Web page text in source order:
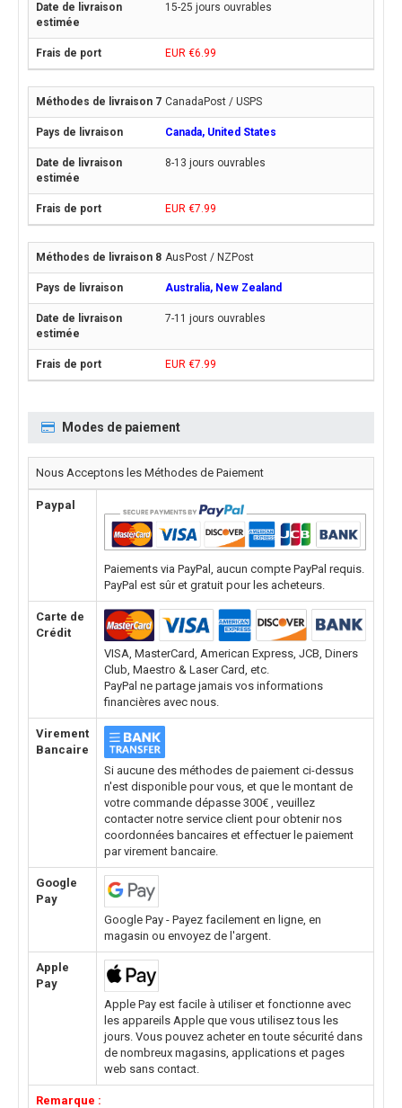
15-25 jours ouvrables
EUR €6.99
CanadaPost / USPS
Canada, United States
8-13 jours ouvrables
EUR €7.99
AusPost / NZPost
Australia, New Zealand
7-11 jours ouvrables
EUR €7.99
Modes de paiement
Nous Acceptons les Méthodes de Paiement
Paypal
Paiements via PayPal, aucun compte PayPal requis.
PayPal est sûr et gratuit pour les acheteurs.
Carte de
Crédit
VISA, MasterCard, American Express, JCB, Diners
Club, Maestro & Laser Card, etc.
PayPal ne partage jamais vos informations
financières avec nous.
Virement
Bancaire
Si aucune des méthodes de paiement ci-dessus
n'est disponible pour vous, et que le montant de
votre commande dépasse 300€ , veuillez
contacter notre service client pour obtenir nos
coordonnées bancaires et effectuer le paiement
par virement bancaire.
Google
Pay
Google Pay - Payez facilement en ligne, en
magasin ou envoyez de l'argent.
Apple
Pay
Apple Pay est facile à utiliser et fonctionne avec
les appareils Apple que vous utilisez tous les
jours. Vous pouvez acheter en toute sécurité dans
de nombreux magasins, applications et pages
web sans contact.
Remarque :